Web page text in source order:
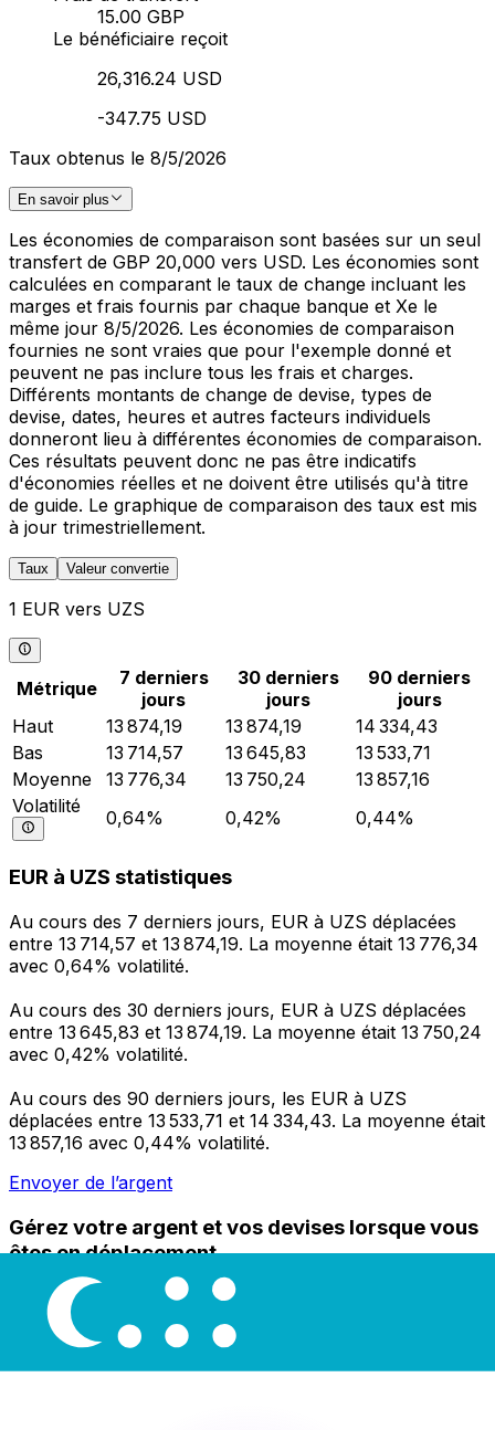
15.00 GBP
Le bénéficiaire reçoit
26,316.24 USD
-347.75 USD
Taux obtenus le 8/5/2026
En savoir plus
Les économies de comparaison sont basées sur un seul
transfert de GBP 20,000 vers USD. Les économies sont
calculées en comparant le taux de change incluant les
marges et frais fournis par chaque banque et Xe le
même jour 8/5/2026. Les économies de comparaison
fournies ne sont vraies que pour l'exemple donné et
peuvent ne pas inclure tous les frais et charges.
Différents montants de change de devise, types de
devise, dates, heures et autres facteurs individuels
donneront lieu à différentes économies de comparaison.
Ces résultats peuvent donc ne pas être indicatifs
d'économies réelles et ne doivent être utilisés qu'à titre
de guide. Le graphique de comparaison des taux est mis
à jour trimestriellement.
Taux Valeur convertie
1 EUR vers UZS
Métrique
7 derniers
jours
30 derniers
jours
90 derniers
jours
Haut
13 874,19 13 874,19
14 334,43
Bas
13 714,57 13 645,83
13 533,71
Moyenne
13 776,34 13 750,24
13 857,16
Volatilité
0,64% 0,42% 0,44%
EUR à UZS statistiques
Au cours des 7 derniers jours, EUR à UZS déplacées
entre 13 714,57 et 13 874,19. La moyenne était 13 776,34
avec 0,64% volatilité.
Au cours des 30 derniers jours, EUR à UZS déplacées
entre 13 645,83 et 13 874,19. La moyenne était 13 750,24
avec 0,42% volatilité.
Au cours des 90 derniers jours, les EUR à UZS
déplacées entre 13 533,71 et 14 334,43. La moyenne était
13 857,16 avec 0,44% volatilité.
Envoyer de l’argent
Gérez votre argent et vos devises lorsque vous
êtes en déplacement
L'application Xe réunit toutes les fonctionnalités
nécessaires pour vos transferts d'argent internationaux
et la gestion de vos devises. Convertissez des devises,